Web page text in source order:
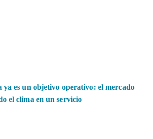
es un objetivo operativo: el mercado
el clima en un servicio